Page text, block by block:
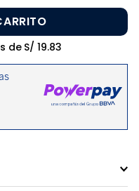
de S/ 19.83